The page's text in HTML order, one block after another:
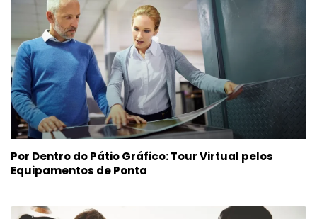
Por Dentro do Pátio Gráfico: Tour Virtual pelos
Equipamentos de Ponta